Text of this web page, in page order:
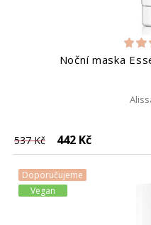
Noční maska
537 Kč 442 Kč
Doporučujeme
Vegan